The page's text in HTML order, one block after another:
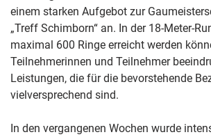
einem starken Aufgebot zur
„Treff Schimborn“ an. In der 18-Meter-
maximal 600 Ringe erreicht werden
Teilnehmerinnen und Teilnehmer
Leistungen, die für die bevorstehende
vielversprechend sind.
In den vergangenen Wochen wurde